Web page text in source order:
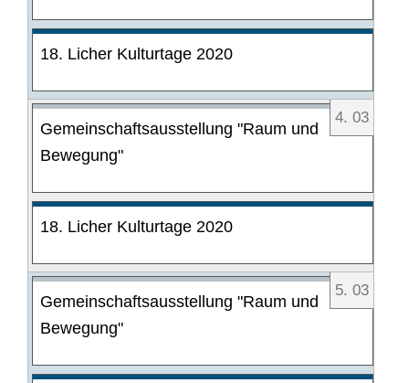
18. Licher Kulturtage 2020
4. 03
Gemeinschaftsausstellung "Raum und
Bewegung"
18. Licher Kulturtage 2020
5. 03
Gemeinschaftsausstellung "Raum und
Bewegung"